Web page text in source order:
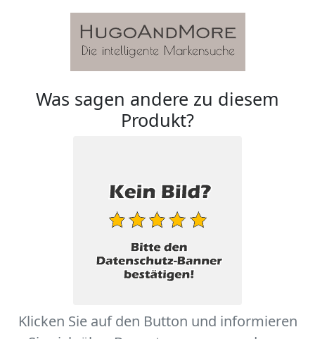
Was sagen andere zu diesem
Produkt?
Klicken Sie auf den Button und informieren